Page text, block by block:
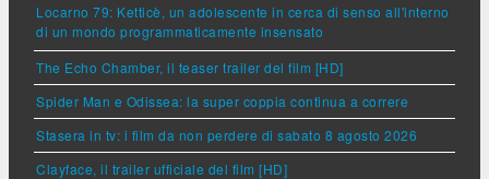
Locarno 79: Ketticè, un adolescente in cerca di senso all'interno
di un mondo programmaticamente insensato
The Echo Chamber, il teaser trailer del film [HD]
Spider Man e Odissea: la super coppia continua a correre
Stasera in tv: i film da non perdere di sabato 8 agosto 2026
Clayface, il trailer ufficiale del film [HD]